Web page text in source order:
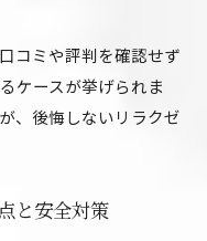
コミや評判を確認せず
ケースが挙げられま
、後悔しないリラクゼ
と安全対策